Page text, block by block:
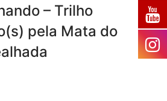
– Trilho
pela Mata do